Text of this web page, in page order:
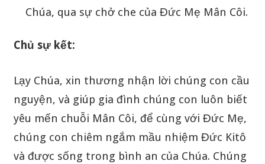
Chúa, qua sự chở che của Đức Mẹ Mân Côi.
Chủ sự kết:
Lạy Chúa, xin thương nhận lời chúng con cầu
nguyện, và giúp gia đình chúng con luôn biết
yêu mến chuỗi Mân Côi, để cùng với Đức Mẹ,
chúng con chiêm ngắm mầu nhiệm Đức Kitô
và được sống trong bình an của Chúa. Chúng